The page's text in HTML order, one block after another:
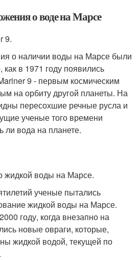
о воде на Марсе
9.
о наличии воды на Марсе были
в 1971 году появились
9 - первым космическим
на орбиту другой планеты. На
пересохшие речные русла и
ученые того времени
ли вода на планете.
жидкой воды на Марсе.
ученые пытались
жидкой воды на Марсе.
году, когда внезапно на
новые овраги, которые,
жидкой водой, текущей по